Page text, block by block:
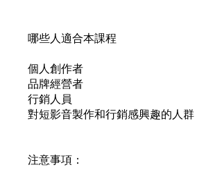
哪些人適合本課程
個人創作者
品牌經營者
行銷人員
對短影音製作和行銷感興趣的人群
注意事項：